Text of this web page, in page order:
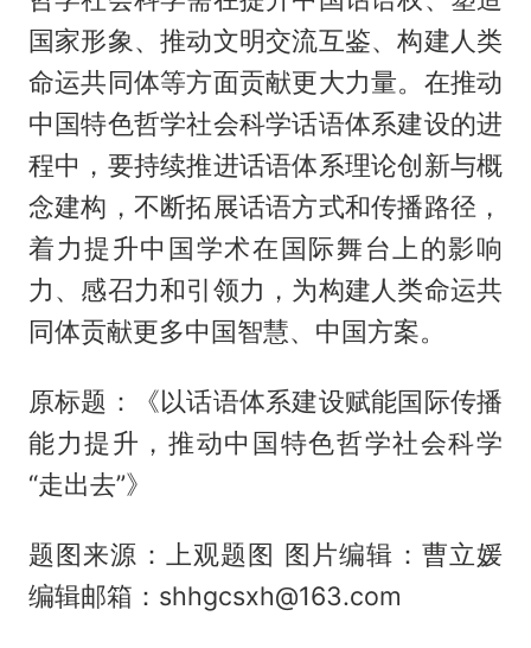
国家形象、推动文明交流互鉴、构建人类
命运共同体等方面贡献更大力量。在推动
中国特色哲学社会科学话语体系建设的进
程中，要持续推进话语体系理论创新与概
念建构，不断拓展话语方式和传播路径，
着力提升中国学术在国际舞台上的影响
力、感召力和引领力，为构建人类命运共
同体贡献更多中国智慧、中国方案。
原标题：《以话语体系建设赋能国际传播
能力提升，推动中国特色哲学社会科学
“走出去”》
题图来源：上观题图 图片编辑：曹立媛
编辑邮箱：shhgcsxh@163.com